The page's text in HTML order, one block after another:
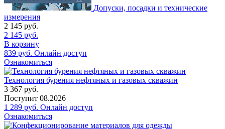
Допуски, посадки и технические
измерения
2 145 руб.
2 145 руб.
В корзину
839 руб. Онлайн доступ
Ознакомиться
Технология бурения нефтяных и газовых скважин
3 367 руб.
Поступит 08.2026
1 289 руб. Онлайн доступ
Ознакомиться